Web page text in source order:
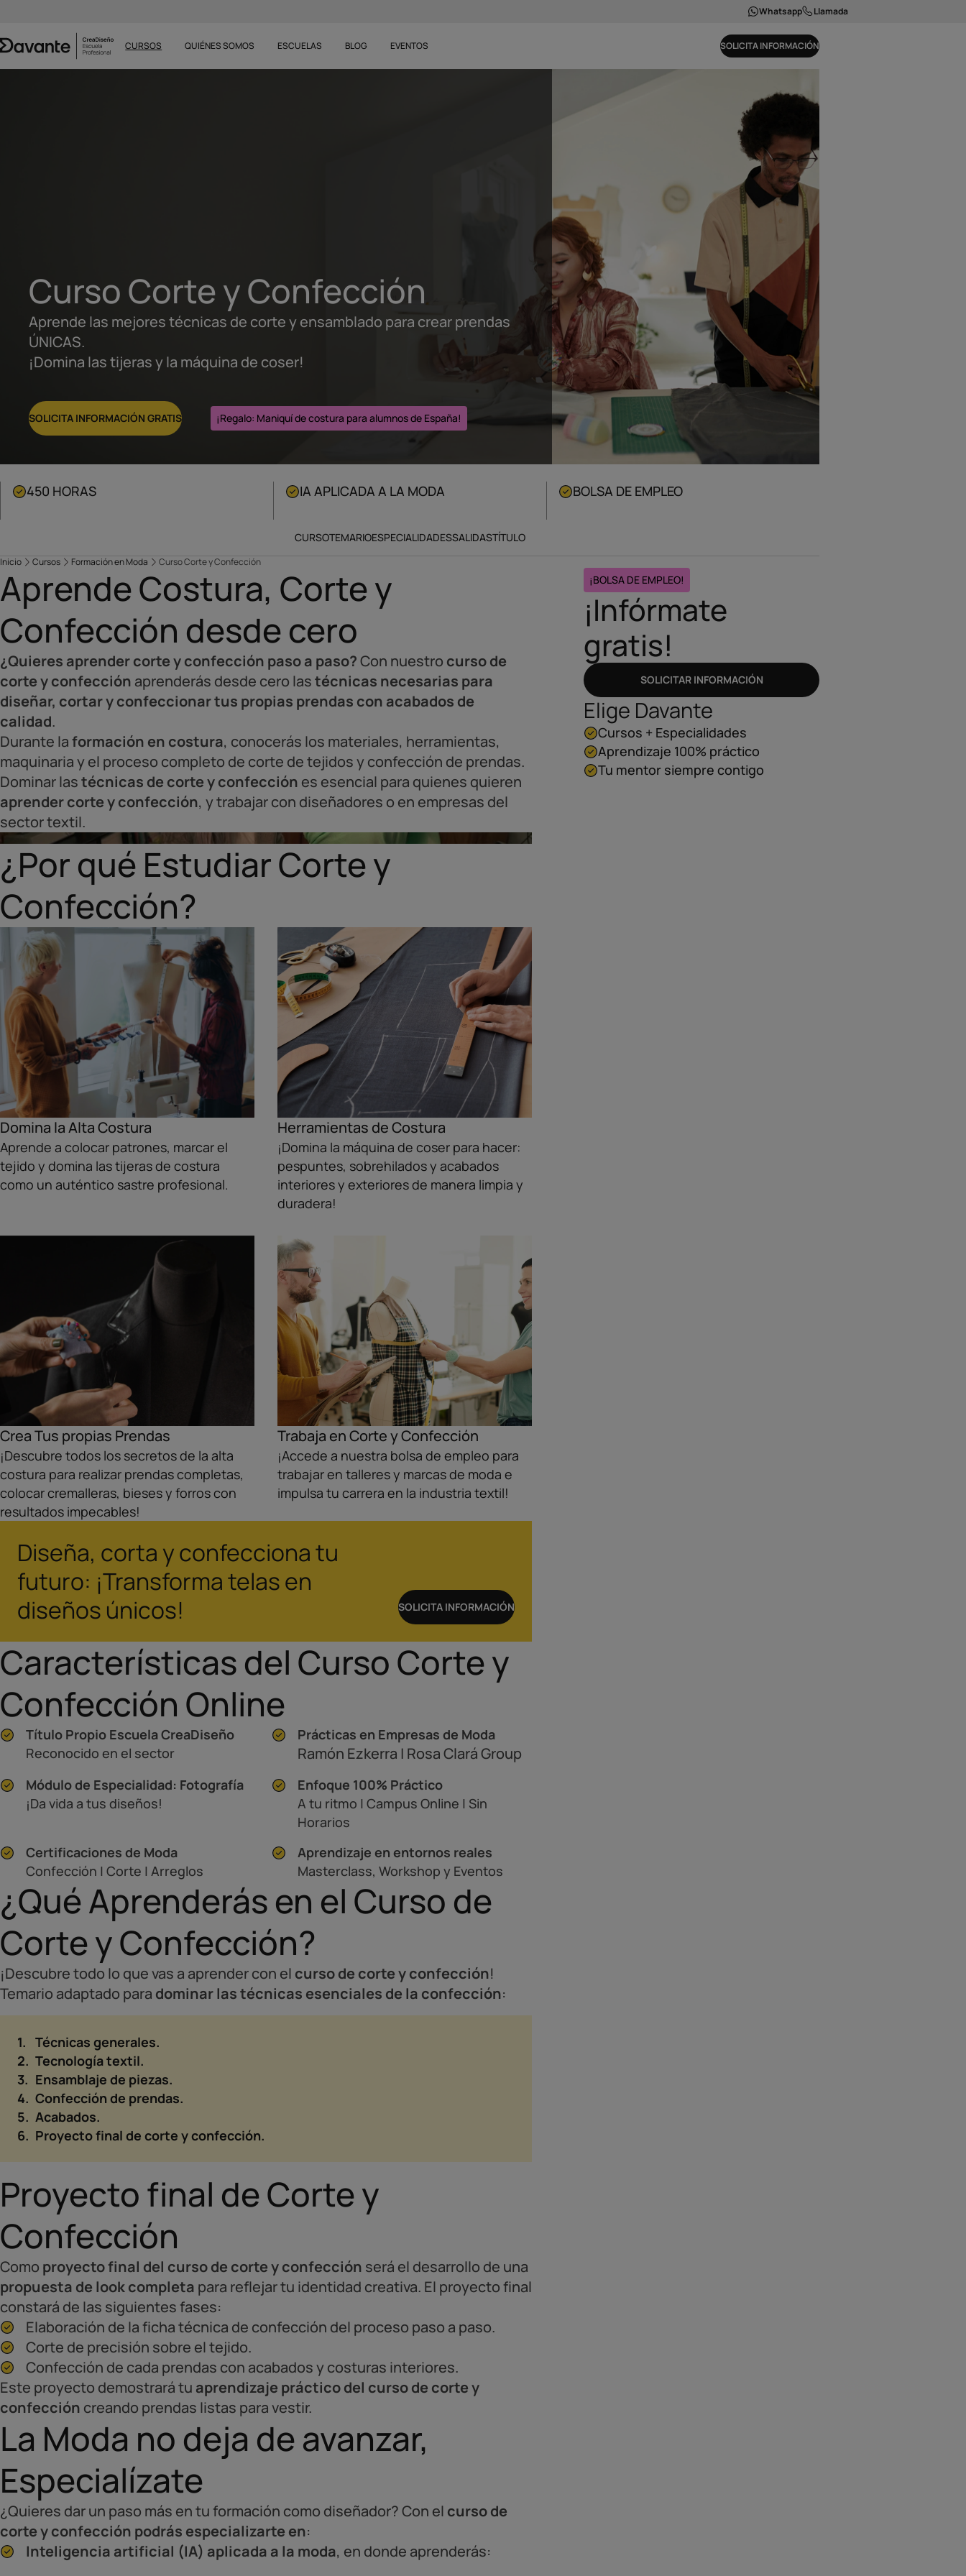
Whatsapp Llamada
CURSOS QUIÉNES SOMOS ESCUELAS BLOG EVENTOS SOLICITA INFORMACIÓN
Curso Corte y Confección
Aprende las mejores técnicas de corte y ensamblado para crear prendas
ÚNICAS.
¡Domina las tijeras y la máquina de coser!
SOLICITA INFORMACIÓN GRATIS ¡Regalo: Maniquí de costura para alumnos de España!
450 HORAS IA APLICADA A LA MODA BOLSA DE EMPLEO
CURSOTEMARIOESPECIALIDADESSALIDASTÍTULO
Inicio Cursos Formación en Moda Curso Corte y Confección
Aprende Costura, Corte y
Confección desde cero
¿Quieres aprender corte y confección paso a paso?Con nuestro curso de
corte y confección aprenderás desde cero lastécnicas necesarias para
diseñar, cortar y confeccionar tus propias prendas con acabados de
calidad.
Durante laformación en costura, conocerás los materiales, herramientas,
maquinaria y el proceso completo de corte de tejidos y confección de prendas.
Dominar lastécnicas de corte y confección es esencial para quienes quieren
aprender corte y confección, y trabajar con diseñadores o en empresas del
sector textil.
¿Por qué Estudiar Corte y
Confección?
Domina la Alta Costura
Aprende a colocar patrones, marcar el
tejido y domina las tijeras de costura
como un auténtico sastre profesional.
Herramientas de Costura
¡Domina la máquina de coser para hacer:
pespuntes, sobrehilados y acabados
interiores y exteriores de manera limpia y
duradera!
Crea Tus propias Prendas
¡Descubre todos los secretos de la alta
costura para realizar prendas completas,
colocar cremalleras, bieses y forros con
resultados impecables!
Trabaja en Corte y Confección
¡Accede a nuestra bolsa de empleo para
trabajar en talleres y marcas de moda e
impulsa tu carrera en la industria textil!
Diseña, corta y confecciona tu
futuro: ¡Transforma telas en
diseños únicos!
SOLICITA INFORMACIÓN
Características del Curso Corte y
Confección Online
Título Propio Escuela CreaDiseño
Reconocido en el sector
Prácticas en Empresas de Moda
Ramón Ezkerra | Rosa Clará Group
Módulo de Especialidad: Fotografía
¡Da vida a tus diseños!
Enfoque 100% Práctico
A tu ritmo | Campus Online | Sin
Horarios
Certificaciones de Moda
Confección | Corte | Arreglos
Aprendizaje en entornos reales
Masterclass, Workshop y Eventos
¿Qué Aprenderás en el Curso de
Corte y Confección?
¡Descubre todo lo que vas a aprender con el curso de corte y confección!
Temario adaptado para dominar las técnicas esenciales de la confección:
Técnicas generales.
Tecnología textil.
Ensamblaje de piezas.
Confección de prendas.
Acabados.
Proyecto final de corte y confección.
Proyecto final de Corte y
Confección
Como proyecto final del curso de corte y confección será el desarrollo de una
propuesta de look completa para reflejar tu identidad creativa. El proyecto final
constará de las siguientes fases:
Elaboración de la ficha técnica de confección del proceso paso a paso.
Corte de precisión sobre el tejido.
Confección de cada prendas con acabados y costuras interiores.
Este proyecto demostrará tu aprendizaje práctico del curso de corte y
confección creando prendas listas para vestir.
La Moda no deja de avanzar,
Especialízate
¿Quieres dar un paso más en tu formación como diseñador? Con el curso de
corte y confección podrás especializarte en:
Inteligencia artificial (IA) aplicada a la moda, en donde aprenderás:
¡BOLSA DE EMPLEO!
¡Infórmate
gratis!
SOLICITAR INFORMACIÓN
Elige Davante
Cursos + Especialidades
Aprendizaje 100% práctico
Tu mentor siempre contigo